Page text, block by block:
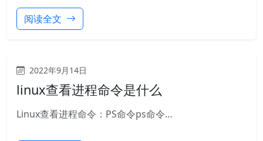
阅读全文
2022年9月14日
linux查看进程命令是什么
Linux查看进程命令：PS命令ps命令…